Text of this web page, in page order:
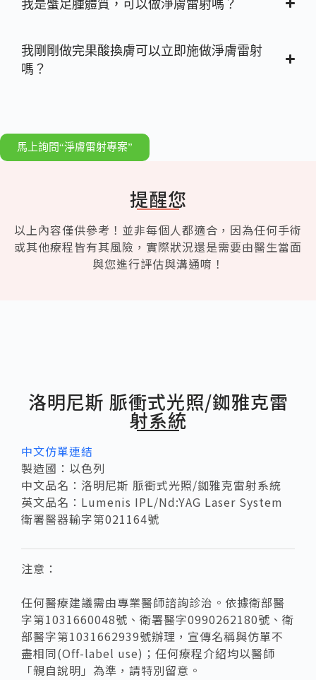
我是蟹足腫體質，可以做淨膚雷射嗎？
我剛剛做完果酸換膚可以立即施做淨膚雷射
嗎？
馬上詢問“淨膚雷射專案”
提醒您
以上內容僅供參考！並非每個人都適合，因為任何手術
或其他療程皆有其風險，實際狀況還是需要由醫生當面
與您進行評估與溝通唷！
洛明尼斯 脈衝式光照/銣雅克雷
射系統
中文仿單連結
製造國：以色列
中文品名：洛明尼斯 脈衝式光照/銣雅克雷射系統
英文品名：Lumenis IPL/Nd:YAG Laser System
衛署醫器輸字第021164號
注意：
任何醫療建議需由專業醫師諮詢診治。依據衛部醫
字第1031660048號、衛署醫字0990262180號、衛
部醫字第1031662939號辦理，宣傳名稱與仿單不
盡相同(Off-label use)；任何療程介紹均以醫師
「親自說明」為準，請特別留意。